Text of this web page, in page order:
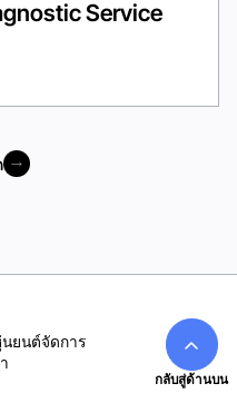
Service
นยนต์จัดการ
กลับสู่ด้านบน